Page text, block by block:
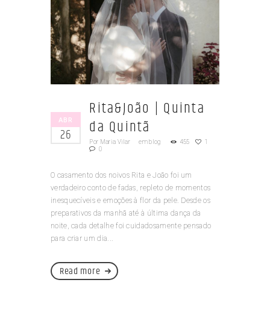
ABR
26
Rita&João | Quinta
da Quintã
Por Maria Vilar emblog 455
1
0
O casamento dos noivos Rita e João foi um
verdadeiro conto de fadas, repleto de momentos
inesquecíveis e emoções à flor da pele. Desde os
preparativos da manhã até à última dança da
noite, cada detalhe foi cuidadosamente pensado
para criar um dia...
Read more